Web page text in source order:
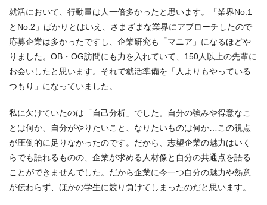
就活において、行動量は人一倍多かったと思います。「業界No.1
とNo.2」ばかりとはいえ、さまざまな業界にアプローチしたので
応募企業は多かったですし、企業研究も「マニア」になるほどや
りました。OB・OG訪問にも力を入れていて、150人以上の先輩に
お会いしたと思います。それで就活準備を「人よりもやっている
つもり」になっていました。
私に欠けていたのは「自己分析」でした。自分の強みや得意なこ
とは何か、自分がやりたいこと、なりたいものは何か…この視点
が圧倒的に足りなかったのです。だから、志望企業の魅力はいく
らでも語れるものの、企業が求める人材像と自分の共通点を語る
ことができませんでした。だから企業に今一つ自分の魅力や熱意
が伝わらず、ほかの学生に競り負けてしまったのだと思います。